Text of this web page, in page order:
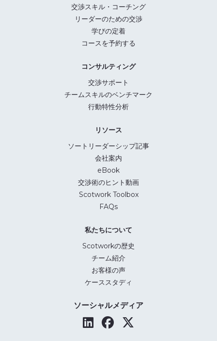
交渉スキル・コーチング
リーダーのための交渉
学びの定着
コースを予約する
コンサルティング
交渉サポート
チームスキルのベンチマーク
行動特性分析
リソース
ソートリーダーシップ記事
会社案内
eBook
交渉術のヒント動画
Scotwork Toolbox
FAQs
私たちについて
Scotworkの歴史
チーム紹介
お客様の声
ケーススタディ
ソーシャルメディア